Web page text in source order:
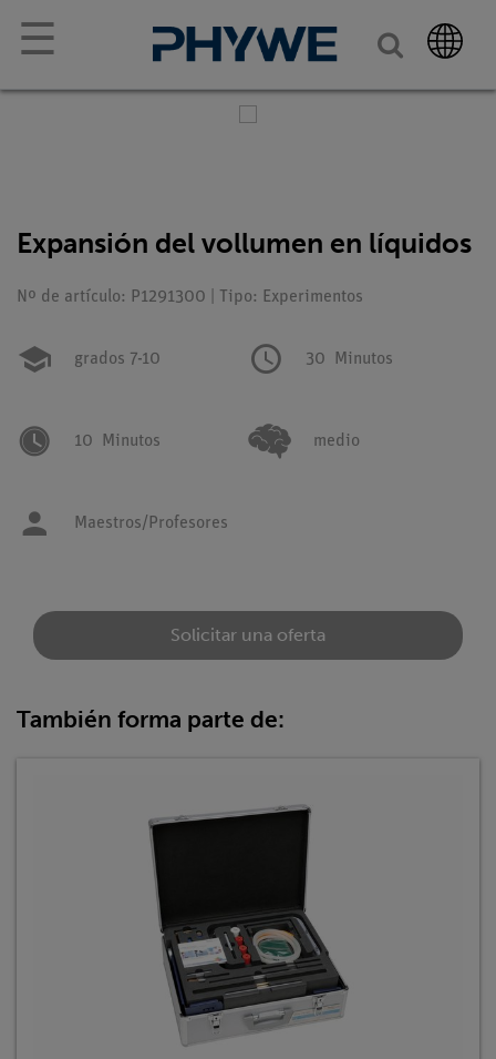
☰
Expansión del vollumen en líquidos
Nº de artículo: P1291300 | Tipo: Experimentos
grados 7-10 30 Minutos
10 Minutos medio
Maestros/Profesores
Solicitar una oferta
También forma parte de: